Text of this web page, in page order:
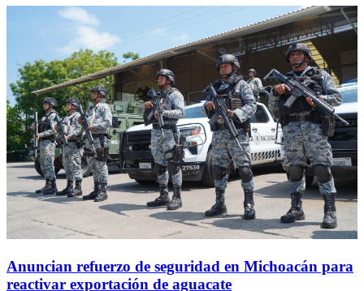
Anuncian refuerzo de seguridad en Michoacán para
reactivar exportación de aguacate